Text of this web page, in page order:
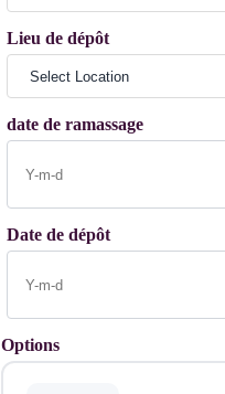
Lieu de dépôt
date de ramassage
Date de dépôt
Options